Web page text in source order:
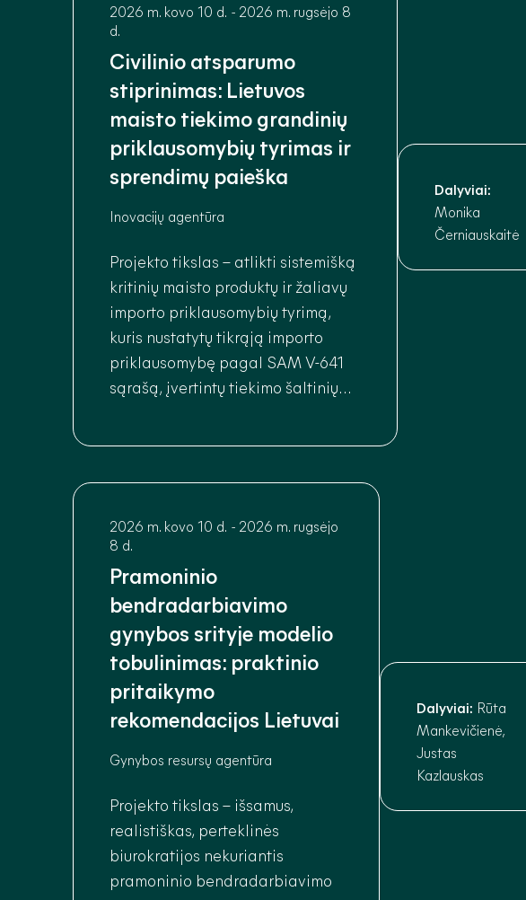
2026 m. kovo 10 d. - 2026 m. rugsėjo 8
d.
Civilinio atsparumo
stiprinimas: Lietuvos
maisto tiekimo grandinių
priklausomybių tyrimas ir
sprendimų paieška
Inovacijų agentūra
Projekto tikslas – atlikti sistemišką
kritinių maisto produktų ir žaliavų
importo priklausomybių tyrimą,
kuris nustatytų tikrąją importo
priklausomybę pagal SAM V-641
sąrašą, įvertintų tiekimo šaltinių
Dalyviai:
Monika
Černiauskaitė
2026 m. kovo 10 d. - 2026 m. rugsėjo
8 d.
Pramoninio
bendradarbiavimo
gynybos srityje modelio
tobulinimas: praktinio
pritaikymo
rekomendacijos Lietuvai
Gynybos resursų agentūra
Projekto tikslas – išsamus,
realistiškas, perteklinės
biurokratijos nekuriantis
pramoninio bendradarbiavimo
Dalyviai: Rūta
Mankevičienė,
Justas
Kazlauskas